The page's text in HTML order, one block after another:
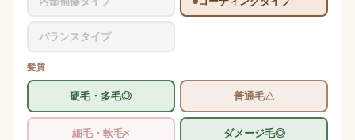
バランスタイプ
髪質
硬毛・多毛◎ 普通毛△
細毛・軟毛× ダメージ毛◎